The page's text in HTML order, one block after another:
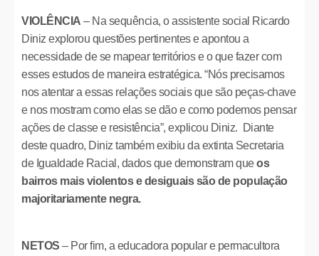
VIOLÊNCIA – Na sequência, o assistente social Ricardo
Diniz explorou questões pertinentes e apontou a
necessidade de se mapear territórios e o que fazer com
esses estudos de maneira estratégica. “Nós precisamos
nos atentar a essas relações sociais que são peças-chave
e nos mostram como elas se dão e como podemos pensar
ações de classe e resistência”, explicou Diniz. Diante
deste quadro, Diniz também exibiu da extinta Secretaria
de Igualdade Racial, dados que demonstram queos
bairros mais violentos e desiguais são de população
majoritariamente negra.
NETOS – Por fim, a educadora popular e permacultora